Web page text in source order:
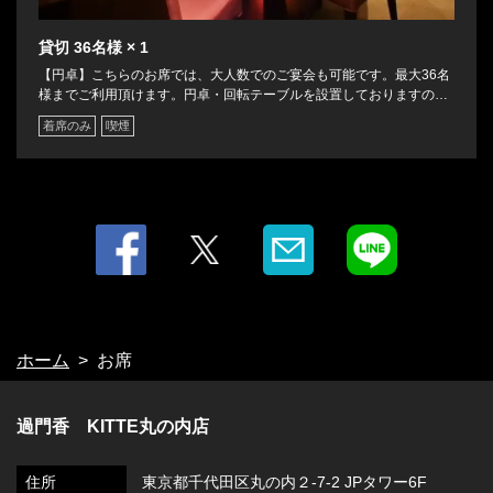
貸切 36名様 × 1
【円卓】こちらのお席では、大人数でのご宴会も可能です。最大36名
様までご利用頂けます。円卓・回転テーブルを設置しておりますの
で、皆様で中華料理をご堪能下さいませ。店舗の貸切なども承りま
す。お気軽にご相談下さい。
着席のみ 喫煙
ホーム お席
過門香 KITTE丸の内店
住所 東京都千代田区丸の内２-7-2 JPタワー6F